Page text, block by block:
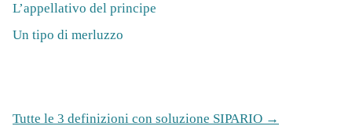
L’appellativo del principe
Un tipo di merluzzo
Tutte le 3 definizioni con soluzione SIPARIO →